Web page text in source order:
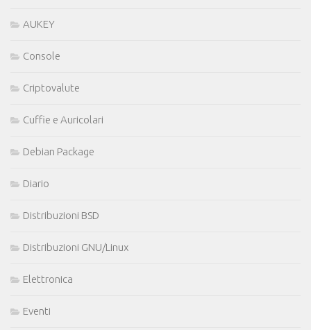
AUKEY
Console
Criptovalute
Cuffie e Auricolari
Debian Package
Diario
Distribuzioni BSD
Distribuzioni GNU/Linux
Elettronica
Eventi